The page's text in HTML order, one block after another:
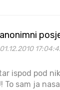
anonimni
01.12.2010
ispod pod
To sam ja